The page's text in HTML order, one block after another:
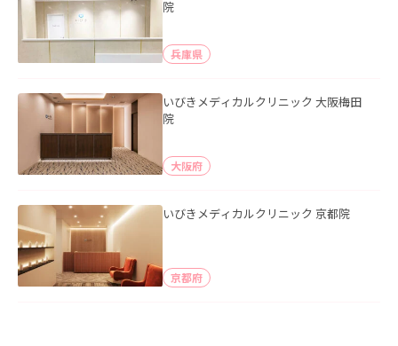
院
兵庫県
いびきメディカルクリニック 大阪梅田
院
大阪府
いびきメディカルクリニック 京都院
京都府